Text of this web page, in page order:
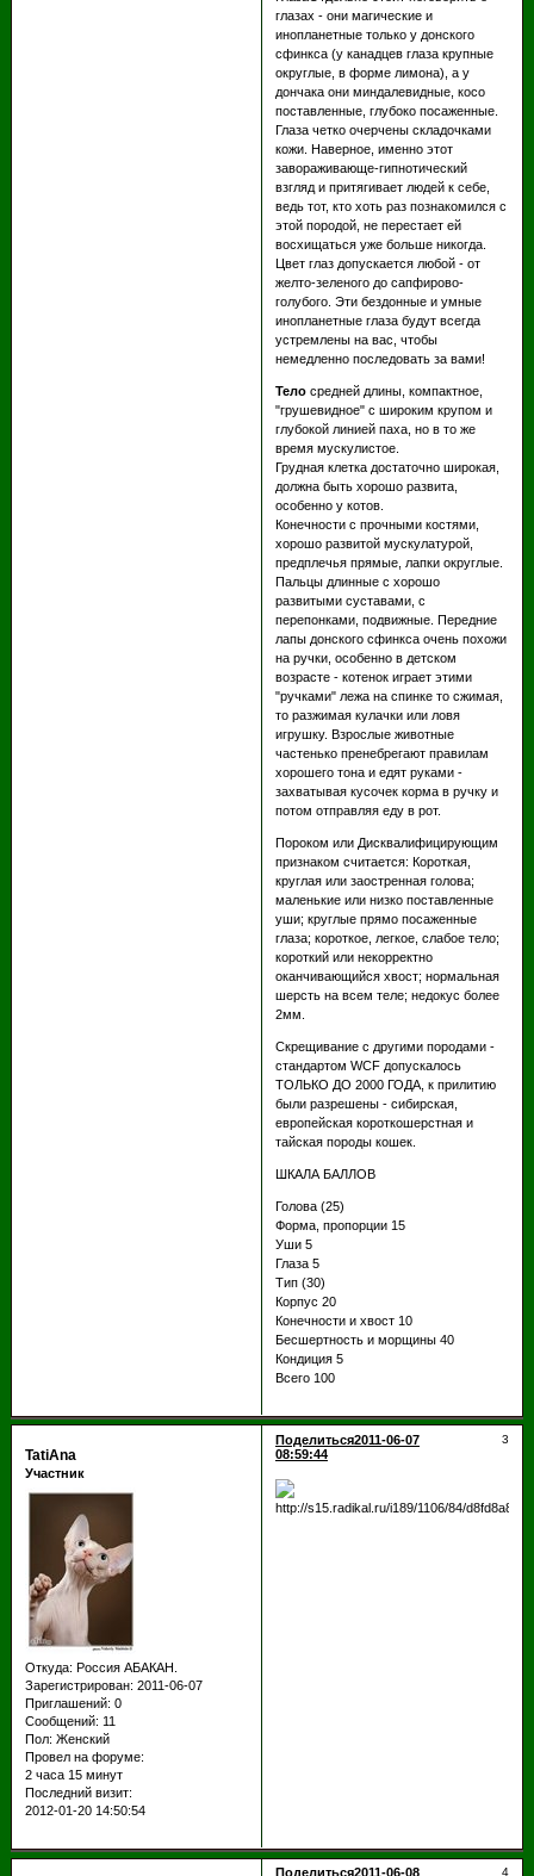
глазах - они магические и
инопланетные только у донского
сфинкса (у канадцев глаза крупные
округлые, в форме лимона), а у
дончака они миндалевидные, косо
поставленные, глубоко посаженные.
Глаза четко очерчены складочками
кожи. Наверное, именно этот
завораживающе-гипнотический
взгляд и притягивает людей к себе,
ведь тот, кто хоть раз познакомился с
этой породой, не перестает ей
восхищаться уже больше никогда.
Цвет глаз допускается любой - от
желто-зеленого до сапфирово-
голубого. Эти бездонные и умные
инопланетные глаза будут всегда
устремлены на вас, чтобы
немедленно последовать за вами!
Телосредней длины, компактное,
"грушевидное" с широким крупом и
глубокой линией паха, но в то же
время мускулистое.
Грудная клетка достаточно широкая,
должна быть хорошо развита,
особенно у котов.
Конечности с прочными костями,
хорошо развитой мускулатурой,
предплечья прямые, лапки округлые.
Пальцы длинные с хорошо
развитыми суставами, с
перепонками, подвижные. Передние
лапы донского сфинкса очень похожи
на ручки, особенно в детском
возрасте - котенок играет этими
"ручками" лежа на спинке то сжимая,
то разжимая кулачки или ловя
игрушку. Взрослые животные
частенько пренебрегают правилам
хорошего тона и едят руками -
захватывая кусочек корма в ручку и
потом отправляя еду в рот.
Пороком или Дисквалифицирующим
признаком считается: Короткая,
круглая или заостренная голова;
маленькие или низко поставленные
уши; круглые прямо посаженные
глаза; короткое, легкое, слабое тело;
короткий или некорректно
оканчивающийся хвост; нормальная
шерсть на всем теле; недокус более
2мм.
Скрещивание с другими породами -
стандартом WCF допускалось
ТОЛЬКО ДО 2000 ГОДА, к прилитию
были разрешены - сибирская,
европейская короткошерстная и
тайская породы кошек.
ШКАЛА БАЛЛОВ
Голова (25)
Форма, пропорции 15
Уши 5
Глаза 5
Тип (30)
Корпус 20
Конечности и хвост 10
Бесшертность и морщины 40
Кондиция 5
Всего 100
Поделиться 3
2011-06-07
08:59:44
TatiAna
Участник
Откуда: Россия АБАКАН.
Зарегистрирован: 2011-06-07
Приглашений: 0
Сообщений: 11
Пол: Женский
Провел на форуме:
2 часа 15 минут
Последний визит:
2012-01-20 14:50:54
Поделиться 4
2011-06-08